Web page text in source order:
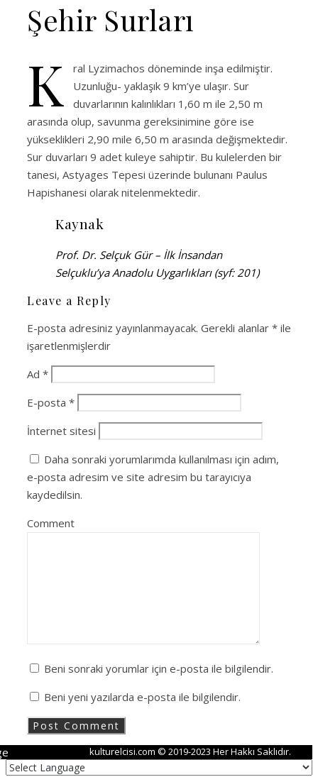
Şehir Surları
K
ral Lyzimachos döneminde inşa edilmiştir.
Uzunluğu- yaklaşık 9 km’ye ulaşır. Sur
duvarlarının kalınlıkları 1,60 m ile 2,50 m
arasında olup, savunma gereksinimine göre ise
yükseklikleri 2,90 mile 6,50 m arasında değişmektedir.
Sur duvarları 9 adet kuleye sahiptir. Bu kulelerden bir
tanesi, Astyages Tepesi üzerinde bulunanı Paulus
Hapishanesi olarak nitelenmektedir.
Kaynak
Prof. Dr. Selçuk Gür – İlk İnsandan
Selçuklu’ya Anadolu Uygarlıkları (syf: 201)
Leave a Reply
E-posta adresiniz yayınlanmayacak. Gerekli alanlar * ile
işaretlenmişlerdir
Ad *
E-posta *
İnternet sitesi
Daha sonraki yorumlarımda kullanılması için adım,
e-posta adresim ve site adresim bu tarayıcıya
kaydedilsin.
Comment
Beni sonraki yorumlar için e-posta ile bilgilendir.
Beni yeni yazılarda e-posta ile bilgilendir.
kulturelcisi.com © 2019-2023 Her Hakkı Saklıdır.